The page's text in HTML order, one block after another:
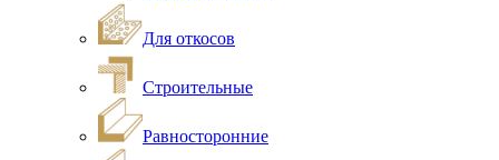
Для откосов
Строительные
Равносторонние